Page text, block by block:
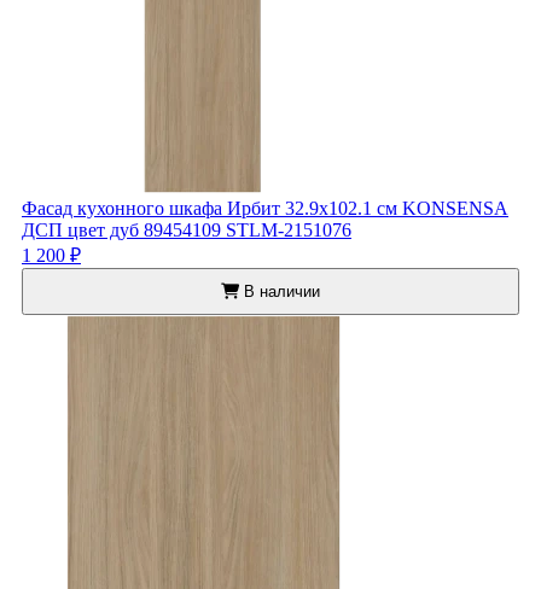
Фасад кухонного шкафа Ирбит 32.9x102.1 см KONSENSA
ДСП цвет дуб 89454109 STLM-2151076
1 200 ₽
В наличии